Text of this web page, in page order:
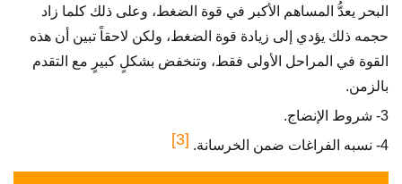
البحر يعدُّ المساهم الأكبر في قوة الضغط، وعلى ذلك كلما زاد
حجمه ذلك يؤدي إلى زيادة قوة الضغط، ولكن لاحقاً تبين أن هذه
القوة في المراحل الأولى فقط، وتنخفض بشكلٍ كبيرٍ مع التقدم
بالزمن.
3- شروط الإنضاج.
4- نسبه الفراغات ضمن الخرسانة.
[3]